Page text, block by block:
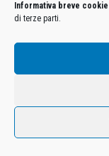
Informativa breve cookie
di terze parti.